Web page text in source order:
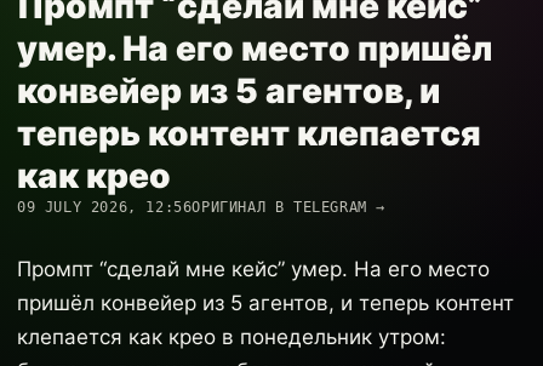
умер. На его место пришёл
конвейер из 5 агентов, и
теперь контент клепается
как крео
09 JULY 2026, 12:56ОРИГИНАЛ В TELEGRAM →
Промпт “сделай мне кейс” умер. На его место
пришёл конвейер из 5 агентов, и теперь контент
клепается как крео в понедельник утром: